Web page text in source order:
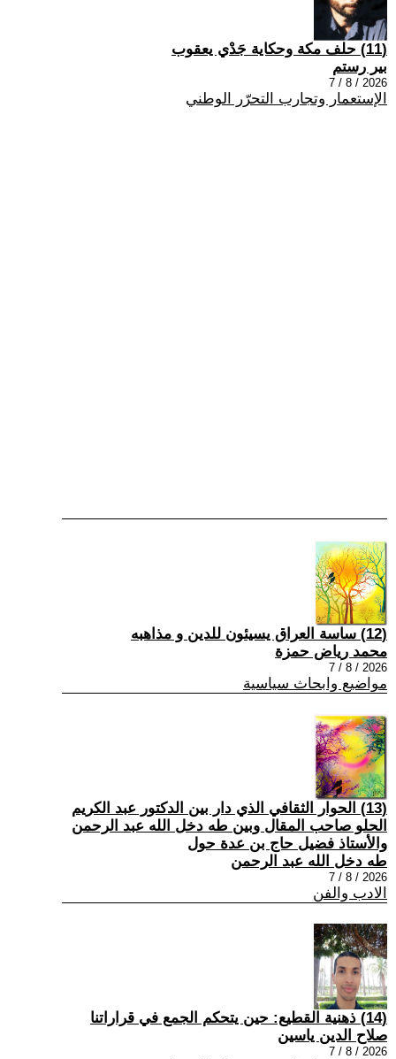
(11) حلف مكة وحكاية جَدْي يعقوب
بير رستم
2026 / 8 / 7
الإستعمار وتجارب التحرّر الوطني
(12) ساسة العراق يسيئون للدين و مذاهبه
محمد رياض حمزة
2026 / 8 / 7
مواضيع وابحاث سياسية
(13) الحوار الثقافي الذي دار بين الدكتور عبد الكريم
الحلو صاحب المقال وبين طه دخل الله عبد الرحمن
والأستاذ فضيل حاج بن عدة حول
طه دخل الله عبد الرحمن
2026 / 8 / 7
الادب والفن
(14) ذهنية القطيع: حين يتحكم الجمع في قراراتنا
صلاح الدين ياسين
2026 / 8 / 7